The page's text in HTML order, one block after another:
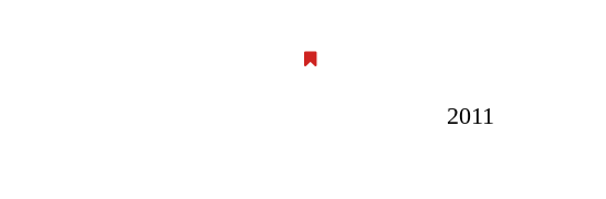
2011